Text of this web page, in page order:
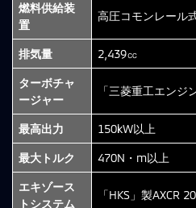
燃料供給装
置
高圧コモンレール
排気量 2,439㏄
ターボチャ
ージャー
「三菱重工エンジ
最高出力 150kW以上
最大トルク 470N・m以上
エキゾース
トシステム
「HKS」製AXCR